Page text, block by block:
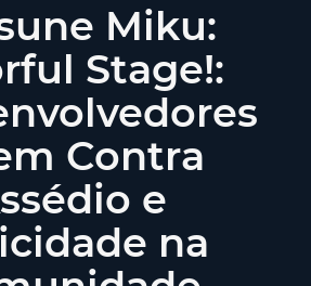
Miku:
Stage!:
Contra
e
na